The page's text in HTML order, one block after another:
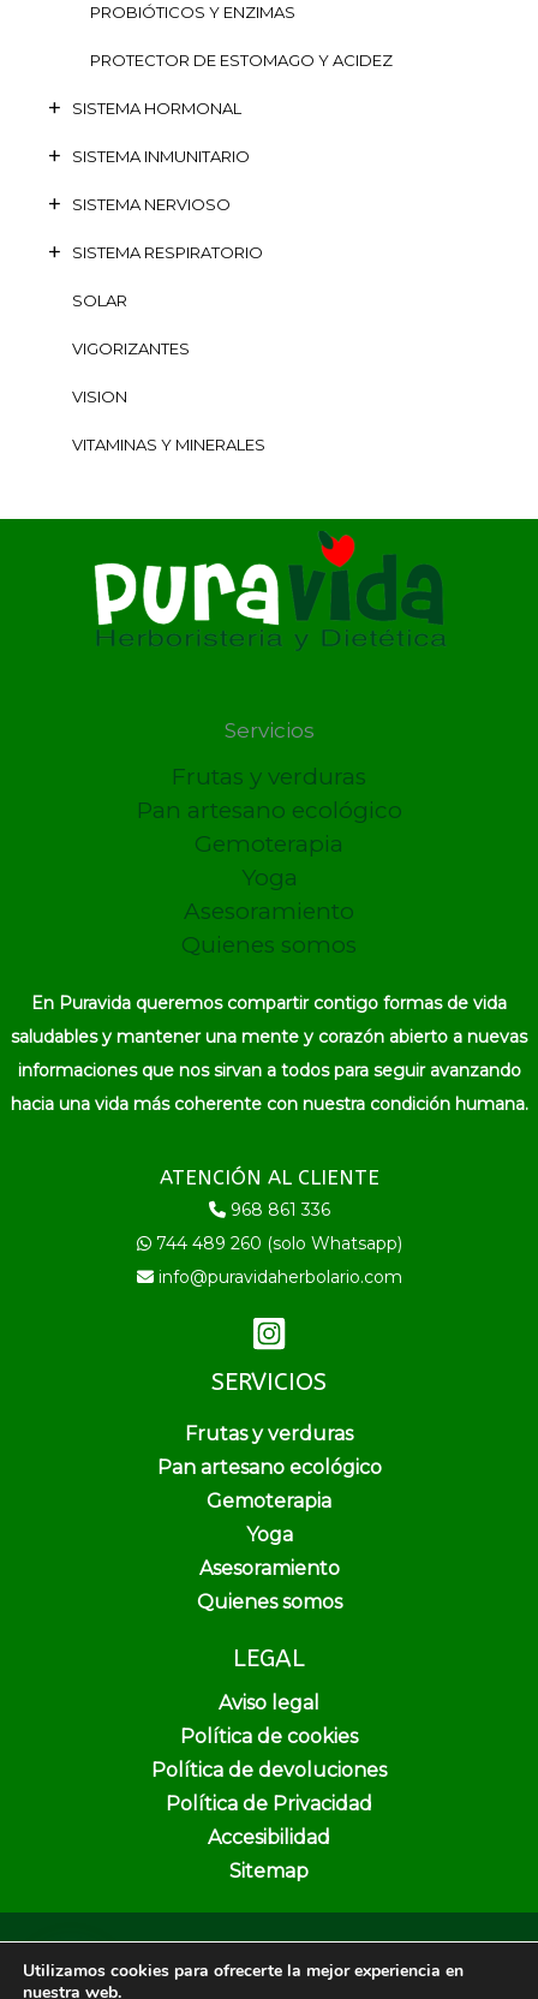
PROBIÓTICOS Y ENZIMAS
PROTECTOR DE ESTOMAGO Y ACIDEZ
SISTEMA HORMONAL
SISTEMA INMUNITARIO
SISTEMA NERVIOSO
SISTEMA RESPIRATORIO
SOLAR
VIGORIZANTES
VISION
VITAMINAS Y MINERALES
Servicios
Frutas y verduras
Pan artesano ecológico
Gemoterapia
Yoga
Asesoramiento
Quienes somos
En Puravida queremos compartir contigo formas de vida
saludables y mantener una mente y corazón abierto a nuevas
informaciones que nos sirvan a todos para seguir avanzando
hacia una vida más coherente con nuestra condición humana.
ATENCIÓN AL CLIENTE
968 861 336
744 489 260 (solo Whatsapp)
info@puravidaherbolario.com
SERVICIOS
Frutas y verduras
Pan artesano ecológico
Gemoterapia
Yoga
Asesoramiento
Quienes somos
LEGAL
Aviso legal
Política de cookies
Política de devoluciones
Política de Privacidad
Accesibilidad
Sitemap
Utilizamos cookies para ofrecerte la mejor experiencia en
nuestra web.